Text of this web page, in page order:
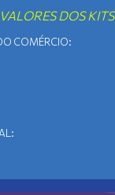
VALORES DOS KITS
COMÉRCIO: